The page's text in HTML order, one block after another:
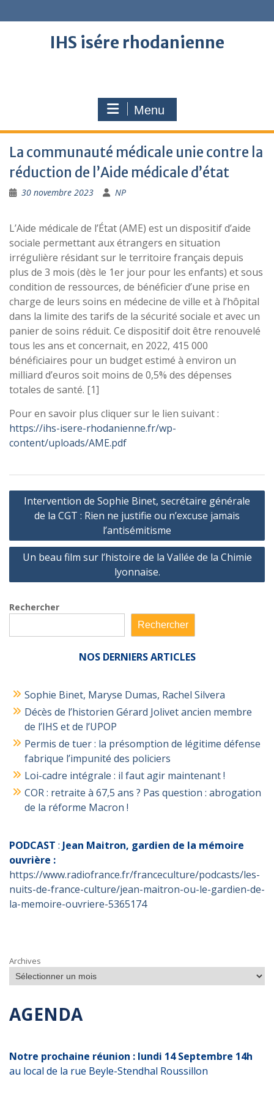
to
IHS isére rhodanienne
Menu
La communauté médicale unie contre la
réduction de l’Aide médicale d’état
30 novembre 2023 NP
L’Aide médicale de l’État (AME) est un dispositif d’aide
sociale permettant aux étrangers en situation
irrégulière résidant sur le territoire français depuis
plus de 3 mois (dès le 1er jour pour les enfants) et sous
condition de ressources, de bénéficier d’une prise en
charge de leurs soins en médecine de ville et à l’hôpital
dans la limite des tarifs de la sécurité sociale et avec un
panier de soins réduit. Ce dispositif doit être renouvelé
tous les ans et concernait, en 2022, 415 000
bénéficiaires pour un budget estimé à environ un
milliard d’euros soit moins de 0,5% des dépenses
totales de santé. [1]
Pour en savoir plus cliquer sur le lien suivant :
https://ihs-isere-rhodanienne.fr/wp-
content/uploads/AME.pdf
Navigation
Intervention de Sophie Binet, secrétaire générale
de la CGT : Rien ne justifie ou n’excuse jamais
l’antisémitisme
Un beau film sur l’histoire de la Vallée de la Chimie
lyonnaise.
Rechercher
Rechercher
NOS DERNIERS ARTICLES
Sophie Binet, Maryse Dumas, Rachel Silvera
Décès de l’historien Gérard Jolivet ancien membre
de l’IHS et de l’UPOP
Permis de tuer : la présomption de légitime défense
fabrique l’impunité des policiers
Loi-cadre intégrale : il faut agir maintenant !
COR : retraite à 67,5 ans ? Pas question : abrogation
de la réforme Macron !
PODCAST : Jean Maitron, gardien de la mémoire
ouvrière :
https://www.radiofrance.fr/franceculture/podcasts/les-
nuits-de-france-culture/jean-maitron-ou-le-gardien-de-
la-memoire-ouvriere-5365174
Archives
AGENDA
Notre prochaine réunion : lundi 14 Septembre 14h
au local de la rue Beyle-Stendhal Roussillon